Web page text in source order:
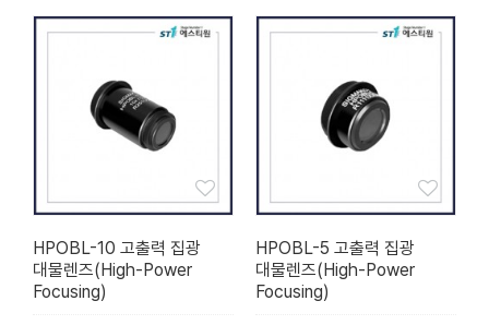
HPOBL-10 고출력 집광
대물렌즈(High-Power
Focusing)
HPOBL-5 고출력 집광
대물렌즈(High-Power
Focusing)